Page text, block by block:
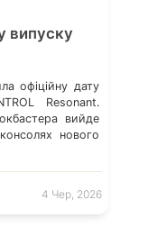
випуску
офіційну дату
Resonant.
вийде
нового
4 Чер, 2026